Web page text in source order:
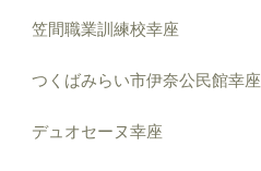
笠間職業訓練校幸座
つくばみらい市伊奈公民館幸座
デュオセーヌ幸座